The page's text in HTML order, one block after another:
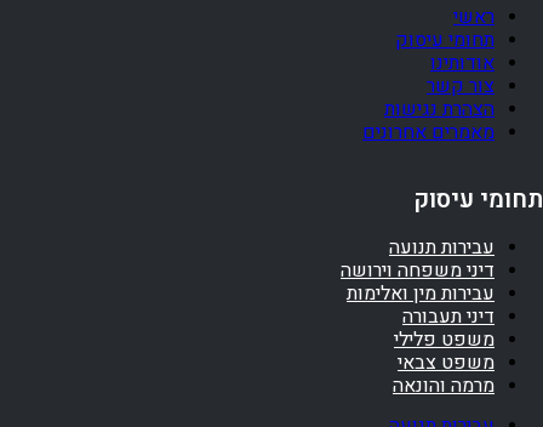
ראשי
תחומי עיסוק
אודותינו
צור קשר
הצהרת נגישות
מאמרים אחרונים
תחומי עיסוק
עבירות תנועה
דיני משפחה וירושה
עבירות מין ואלימות
דיני תעבורה
משפט פלילי
משפט צבאי
מרמה והונאה